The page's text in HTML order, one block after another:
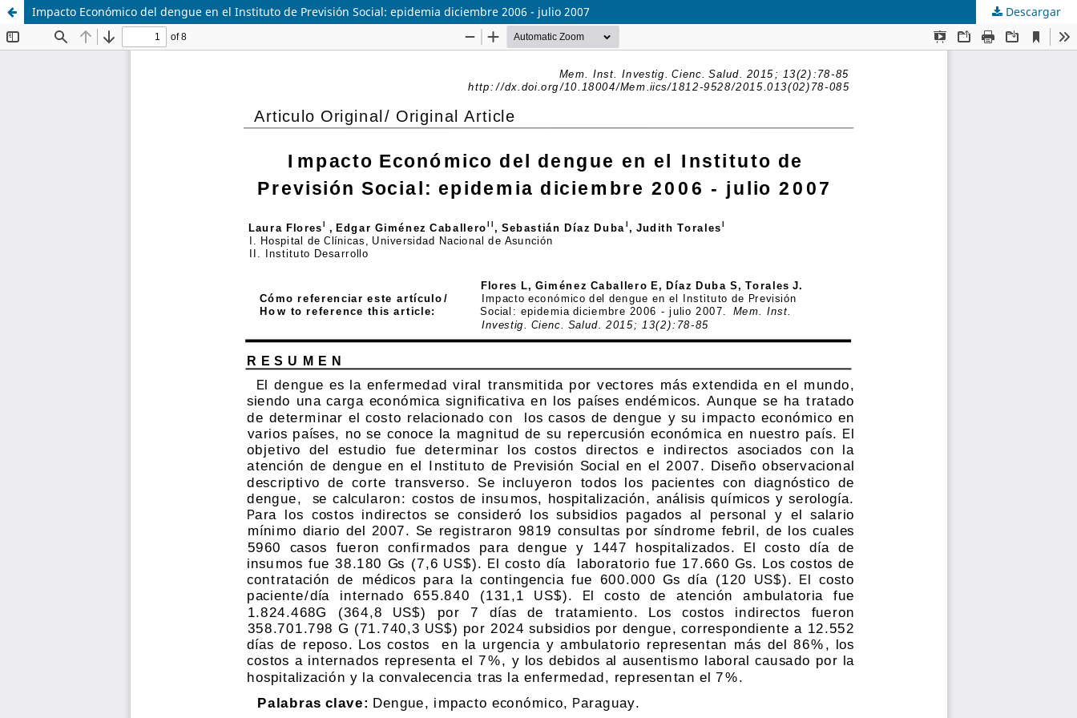
Impacto Económico del dengue en el Instituto de Previsión Social: epidemia diciembre 2006 - julio 2007 Descargar